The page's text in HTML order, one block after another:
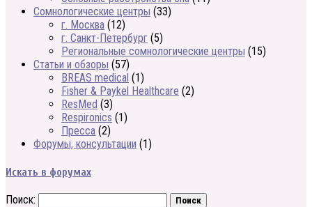
Сомнологические центры (33)
г. Москва (12)
г. Санкт-Петербург (5)
Региональные сомнологические центры (15)
Статьи и обзоры (57)
BREAS medical (1)
Fisher & Paykel Healthcare (2)
ResMed (3)
Respironics (1)
Пресса (2)
Форумы, консультации (1)
Искать в форумах
Поиск: